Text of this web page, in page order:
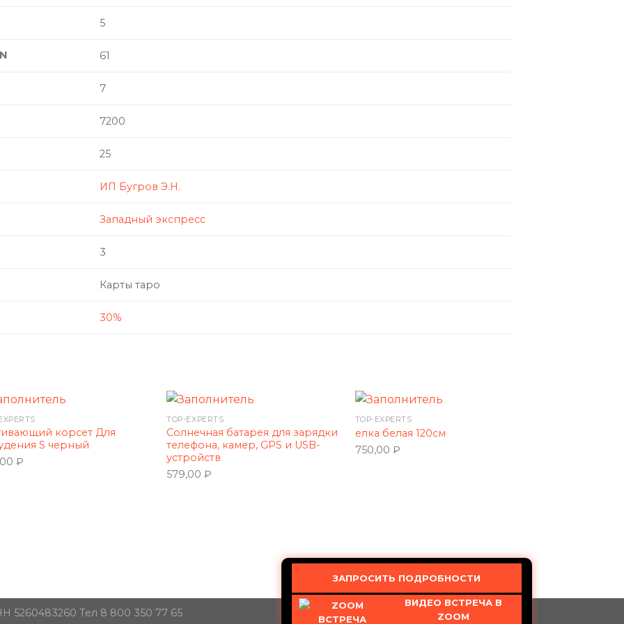
5
61
7
7200
25
ИП Бугров Э.Н.
Западный экспресс
3
Карты таро
30%
корсет Для
S черный
₽
TOP-EXPERTS
Солнечная батарея для зарядки
телефона, камер, GPS и USB-
устройств
579,00₽
TOP-EXPERTS
елка белая 120см
750,00 ₽
ЗАПРОСИТЬ ПОДРОБНОСТИ
ВИДЕО ВСТРЕЧА В
ZOOM
5260483260 Тел 8 800 350 77 65